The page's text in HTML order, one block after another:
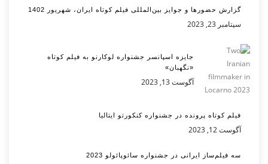
گزارش حضورها و جوایز بین‌المللی فیلم کوتاه ایران، شهریور 1402
سپتامبر 23, 2023
جایزه اسپانسر جشنواره لوکارنو به فیلم کوتاه
«نگهبان»
آگوست 13, 2023
فیلم کوتاه پرونده در جشنواره کنکورتو ایتالیا
آگوست 12, 2023
سه فیلم‌ساز ایرانی در جشنواره سائوپائولو 2023